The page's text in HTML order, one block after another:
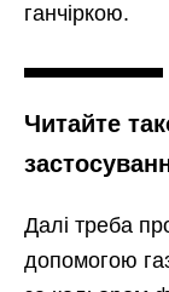
ганчіркою.
Читайте
Далі треба
допомогою